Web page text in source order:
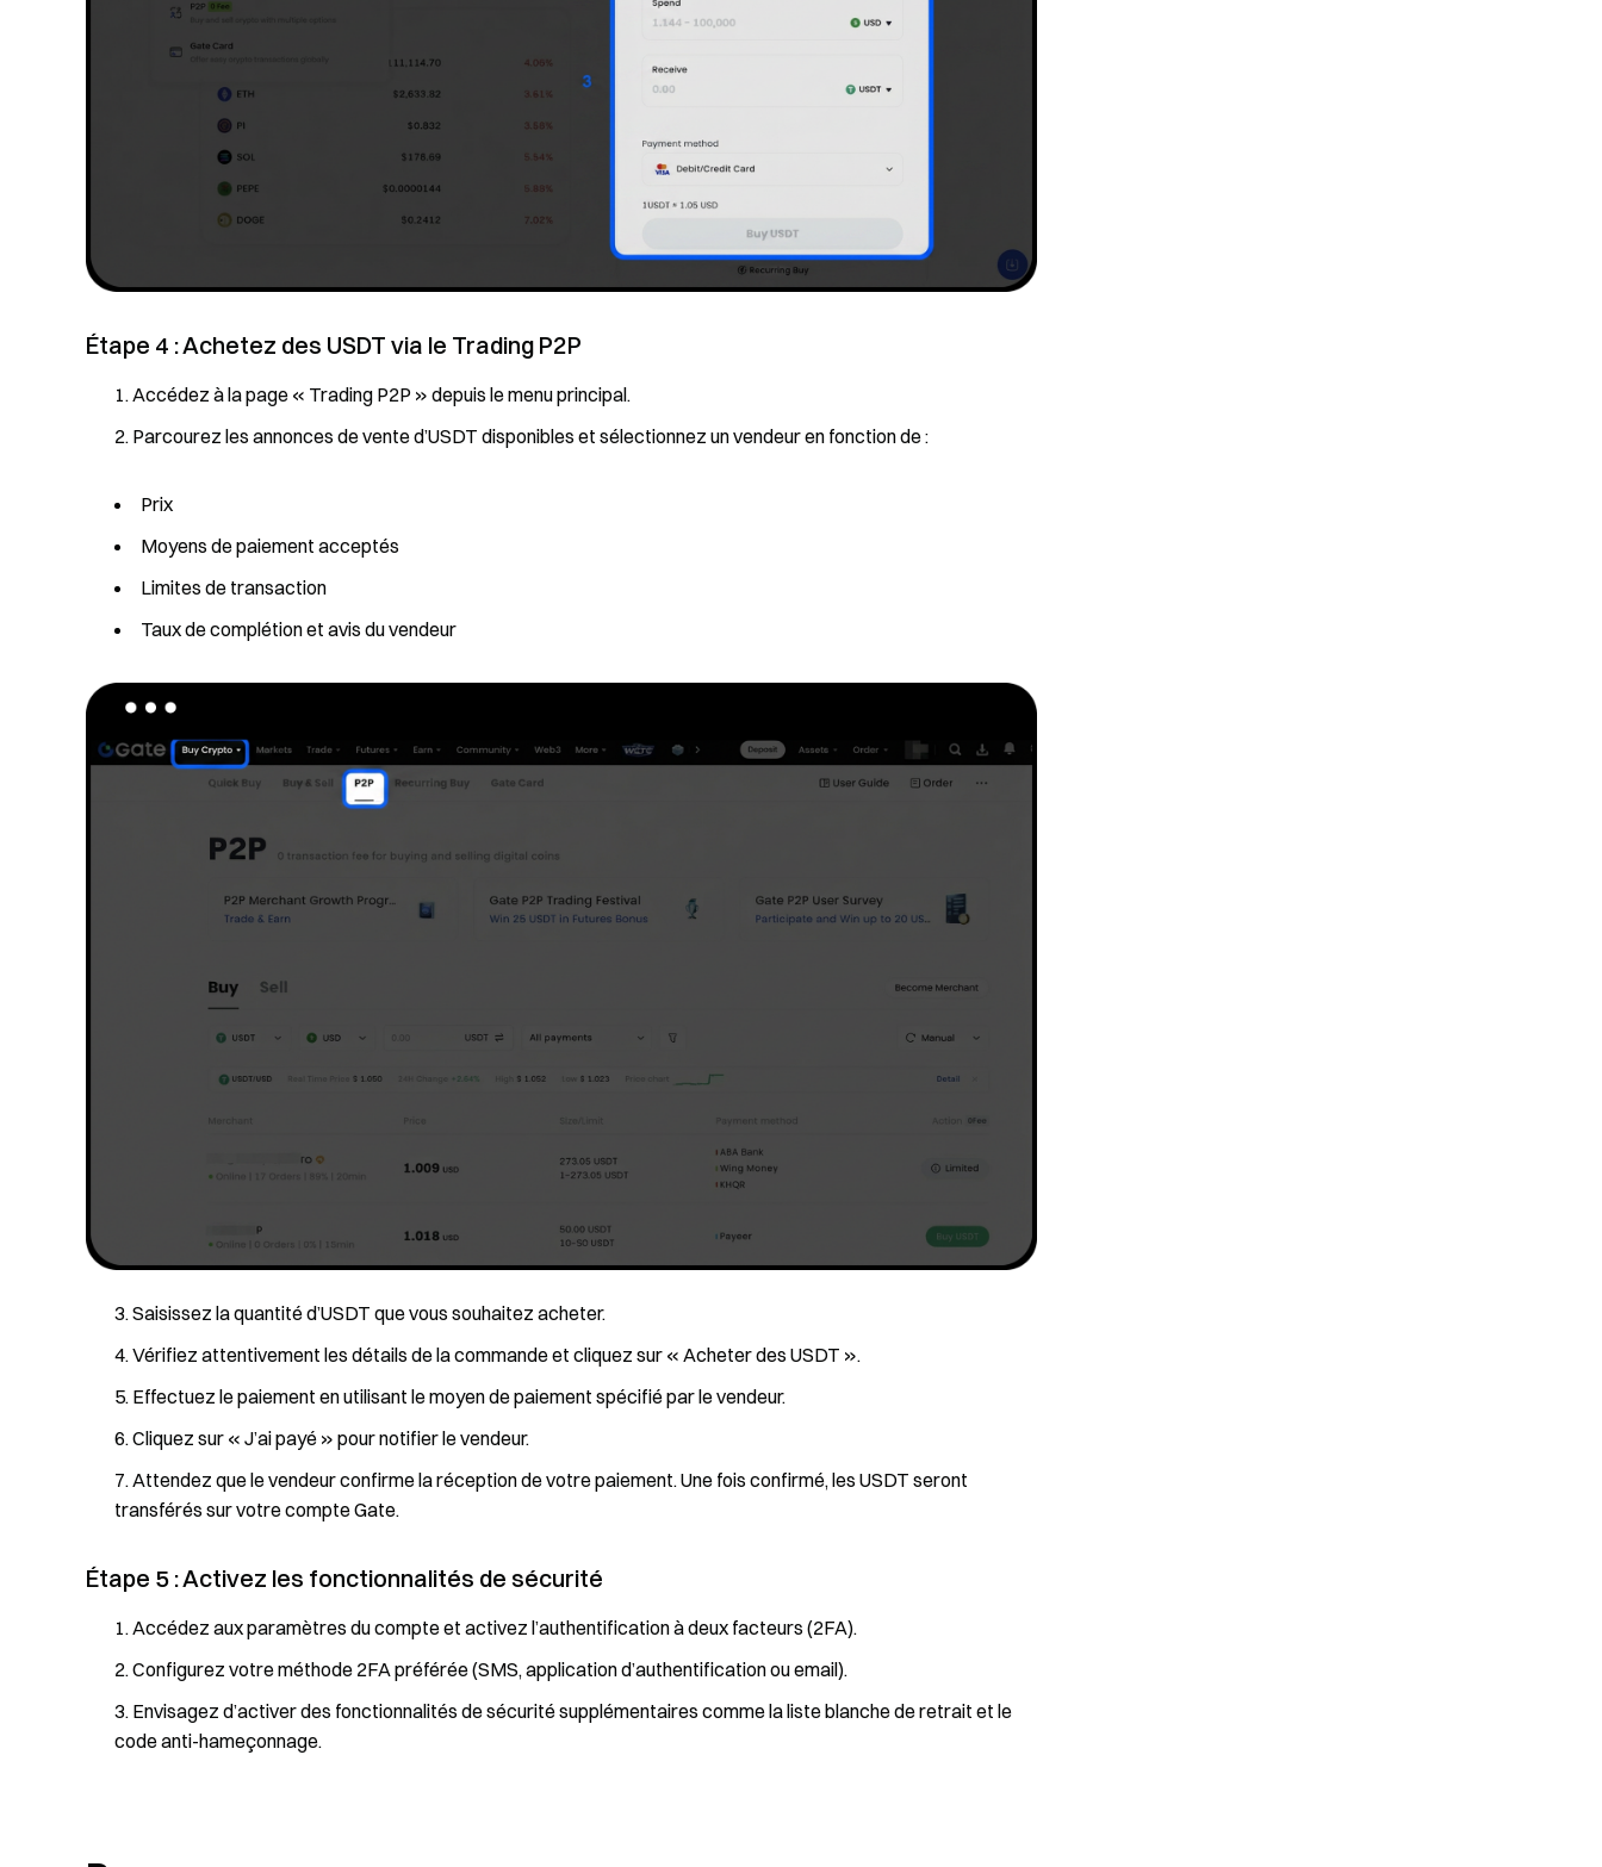
Étape 4 : Achetez des USDT via le Trading P2P
Accédez à la page « Trading P2P » depuis le menu principal.
Parcourez les annonces de vente d’USDT disponibles et sélectionnez un vendeur en fonction de :
Prix
Moyens de paiement acceptés
Limites de transaction
Taux de complétion et avis du vendeur
Saisissez la quantité d’USDT que vous souhaitez acheter.
Vérifiez attentivement les détails de la commande et cliquez sur « Acheter des USDT ».
Effectuez le paiement en utilisant le moyen de paiement spécifié par le vendeur.
Cliquez sur « J’ai payé » pour notifier le vendeur.
Attendez que le vendeur confirme la réception de votre paiement. Une fois confirmé, les USDT seront
transférés sur votre compte Gate.
Étape 5 : Activez les fonctionnalités de sécurité
Accédez aux paramètres du compte et activez l’authentification à deux facteurs (2FA).
Configurez votre méthode 2FA préférée (SMS, application d’authentification ou email).
Envisagez d’activer des fonctionnalités de sécurité supplémentaires comme la liste blanche de retrait et le
code anti-hameçonnage.